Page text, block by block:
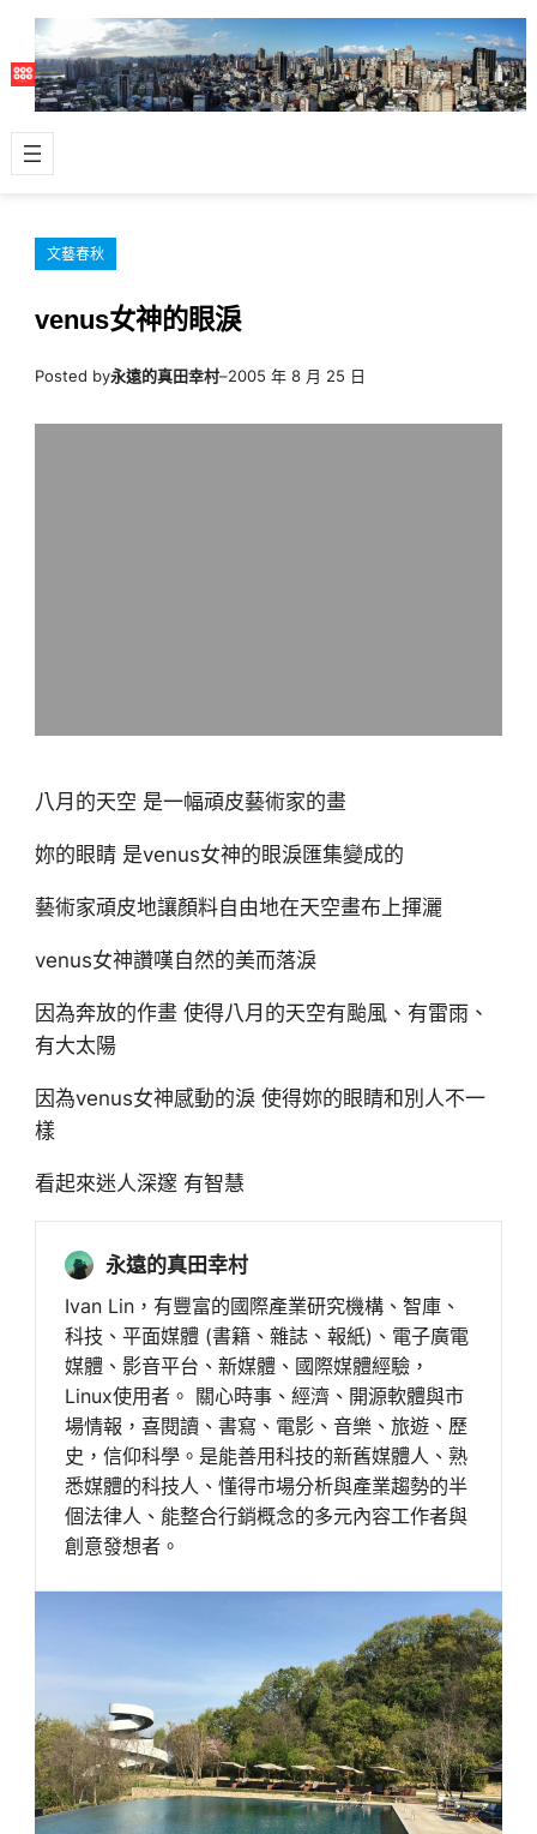
主
容
文藝春秋
venus女神的眼淚
Posted by永遠的真田幸村–2005 年 8 月 25 日
八月的天空 是一幅頑皮藝術家的畫
妳的眼睛 是venus女神的眼淚匯集變成的
藝術家頑皮地讓顏料自由地在天空畫布上揮灑
venus女神讚嘆自然的美而落淚
因為奔放的作畫 使得八月的天空有颱風、有雷雨、
有大太陽
因為venus女神感動的淚 使得妳的眼睛和別人不一
樣
看起來迷人深邃 有智慧
永遠的真田幸村
Ivan Lin，有豐富的國際產業研究機構、智庫、
科技、平面媒體 (書籍、雜誌、報紙)、電子廣電
媒體、影音平台、新媒體、國際媒體經驗，
Linux使用者。 關心時事、經濟、開源軟體與市
場情報，喜閱讀、書寫、電影、音樂、旅遊、歷
史，信仰科學。是能善用科技的新舊媒體人、熟
悉媒體的科技人、懂得市場分析與產業趨勢的半
個法律人、能整合行銷概念的多元內容工作者與
創意發想者。